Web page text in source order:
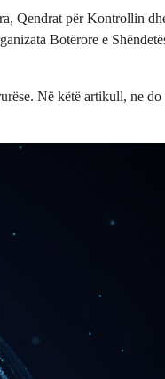
Qendrat për Kontrollin
Botërore e
Në këtë artikull, ne